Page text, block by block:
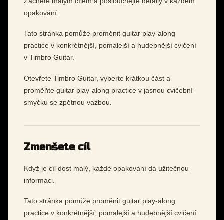
opakování.
Tato stránka pomůže proměnit guitar play-along
practice v konkrétnější, pomalejší a hudebnější cvičení
v Timbro Guitar.
Otevřete Timbro Guitar, vyberte krátkou část a
proměňte guitar play-along practice v jasnou cvičební
smyčku se zpětnou vazbou.
Zmenšete cíl
Když je cíl dost malý, každé opakování dá užitečnou
informaci.
Tato stránka pomůže proměnit guitar play-along
practice v konkrétnější, pomalejší a hudebnější cvičení